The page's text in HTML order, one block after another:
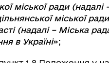
міської ради (надалі
міської
(надалі – Міська
в Україні»;